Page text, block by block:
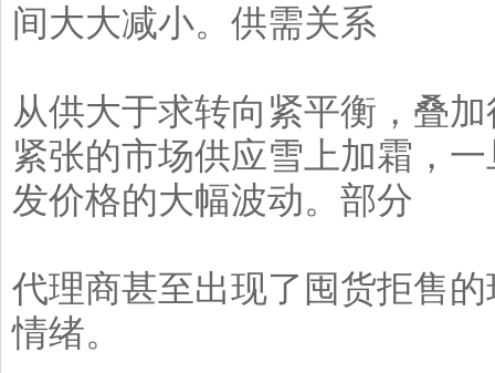
间大大减小。供需关系
从供大于求转向紧平衡，叠
紧张的市场供应雪上加霜，
发价格的大幅波动。部分
代理商甚至出现了囤货拒售
情绪。